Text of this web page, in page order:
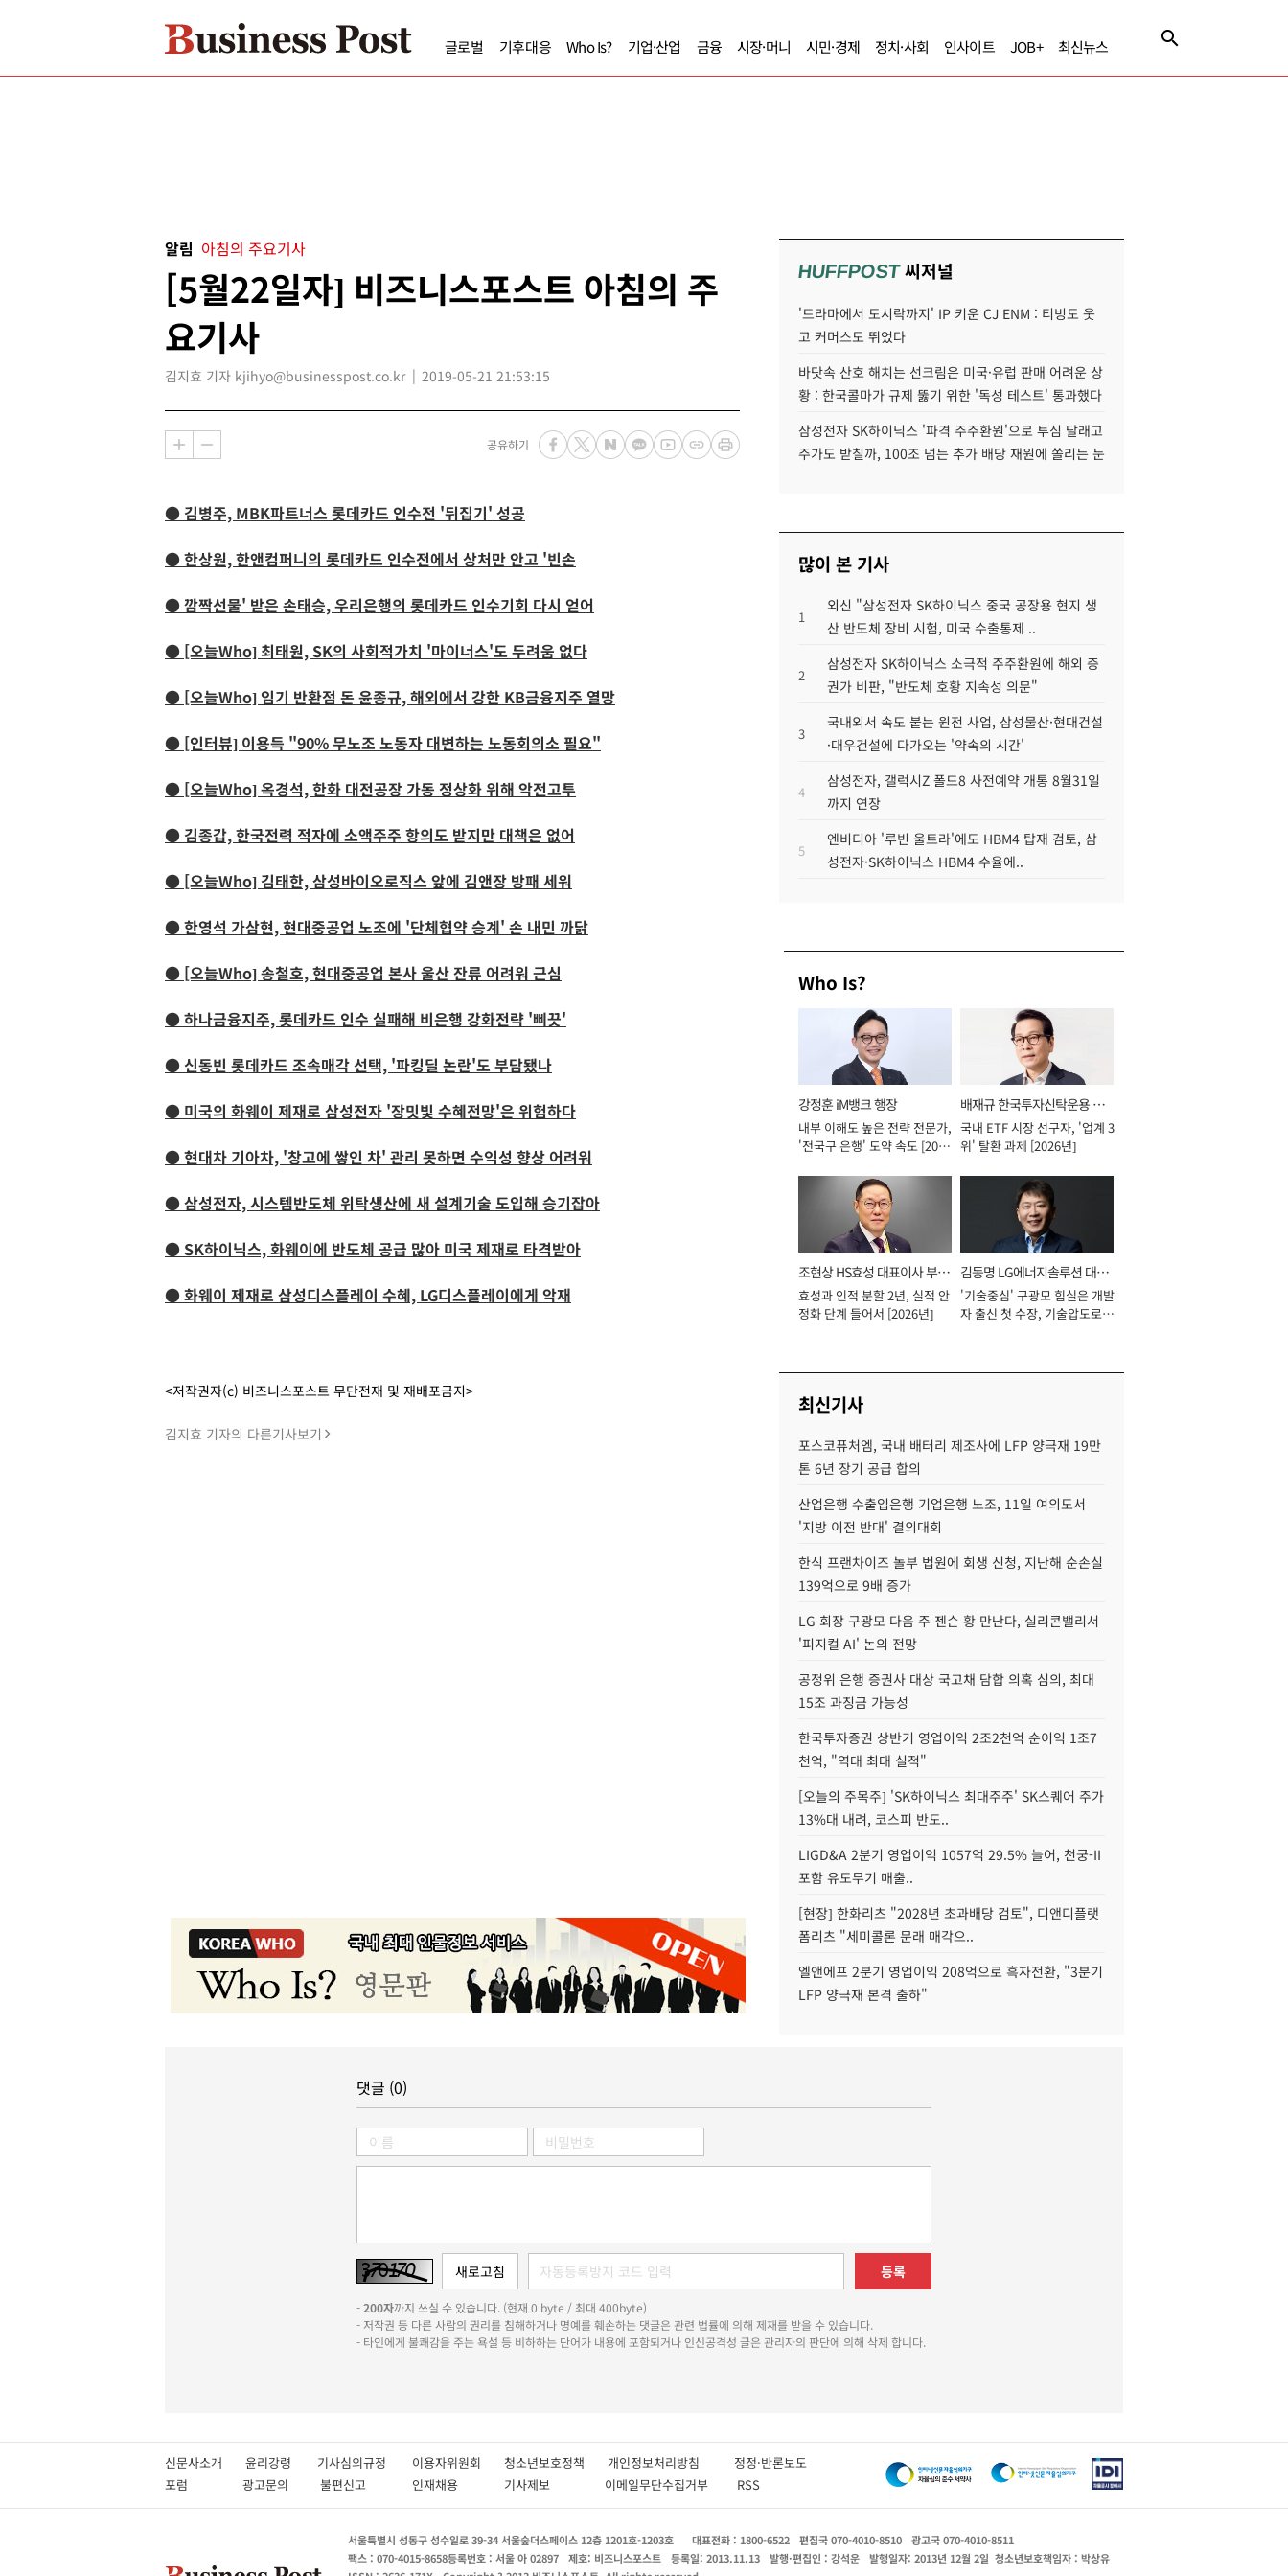
글로벌 기후대응 Who Is? 기업·산업 금융 시장·머니 시민·경제 정치·사회 인사이트 JOB+ 최신뉴스
알림 아침의 주요기사
[5월22일자] 비즈니스포스트 아침의 주
요기사
김지효 기자 kjihyo@businesspost.co.kr 2019-05-21 21:53:15
공유하기
● 김병주, MBK파트너스 롯데카드 인수전 '뒤집기' 성공
● 한상원, 한앤컴퍼니의 롯데카드 인수전에서 상처만 안고 '빈손
● 깜짝선물' 받은 손태승, 우리은행의 롯데카드 인수기회 다시 얻어
● [오늘Who] 최태원, SK의 사회적가치 '마이너스'도 두려움 없다
● [오늘Who] 임기 반환점 돈 윤종규, 해외에서 강한 KB금융지주 열망
● [인터뷰] 이용득 "90% 무노조 노동자 대변하는 노동회의소 필요"
● [오늘Who] 옥경석, 한화 대전공장 가동 정상화 위해 악전고투
● 김종갑, 한국전력 적자에 소액주주 항의도 받지만 대책은 없어
● [오늘Who] 김태한, 삼성바이오로직스 앞에 김앤장 방패 세워
● 한영석 가삼현, 현대중공업 노조에 '단체협약 승계' 손 내민 까닭
● [오늘Who] 송철호, 현대중공업 본사 울산 잔류 어려워 근심
● 하나금융지주, 롯데카드 인수 실패해 비은행 강화전략 '삐끗'
● 신동빈 롯데카드 조속매각 선택, '파킹딜 논란'도 부담됐나
● 미국의 화웨이 제재로 삼성전자 '장밋빛 수혜전망'은 위험하다
● 현대차 기아차, '창고에 쌓인 차' 관리 못하면 수익성 향상 어려워
● 삼성전자, 시스템반도체 위탁생산에 새 설계기술 도입해 승기잡아
● SK하이닉스, 화웨이에 반도체 공급 많아 미국 제재로 타격받아
● 화웨이 제재로 삼성디스플레이 수혜, LG디스플레이에게 악재
<저작권자(c) 비즈니스포스트 무단전재 및 재배포금지>
김지효 기자의 다른기사보기
HUFFPOST씨저널
'드라마에서 도시락까지' IP 키운 CJ ENM : 티빙도 웃
고 커머스도 뛰었다
바닷속 산호 해치는 선크림은 미국·유럽 판매 어려운 상
황 : 한국콜마가 규제 뚫기 위한 '독성 테스트' 통과했다
삼성전자 SK하이닉스 '파격 주주환원'으로 투심 달래고
주가도 받칠까, 100조 넘는 추가 배당 재원에 쏠리는 눈
많이 본 기사
1
외신 "삼성전자 SK하이닉스 중국 공장용 현지 생
산 반도체 장비 시험, 미국 수출통제 ..
2
삼성전자 SK하이닉스 소극적 주주환원에 해외 증
권가 비판, "반도체 호황 지속성 의문"
3
국내외서 속도 붙는 원전 사업, 삼성물산·현대건설
·대우건설에 다가오는 '약속의 시간'
4
삼성전자, 갤럭시Z 폴드8 사전예약 개통 8월31일
까지 연장
5
엔비디아 '루빈 울트라'에도 HBM4 탑재 검토, 삼
성전자·SK하이닉스 HBM4 수율에..
Who Is?
강정훈 iM뱅크 행장
내부 이해도 높은 전략 전문가,
'전국구 은행' 도약 속도 [2026
배재규 한국투자신탁운용 대
표이사 사장
국내 ETF 시장 선구자, '업계 3
위' 탈환 과제 [2026년]
조현상 HS효성 대표이사 부회
장
효성과 인적 분할 2년, 실적 안
정화 단계 들어서 [2026년]
김동명 LG에너지솔루션 대표
이사 사장
'기술중심' 구광모 힘실은 개발
자 출신 첫 수장, 기술압도로
최신기사
포스코퓨처엠, 국내 배터리 제조사에 LFP 양극재 19만
톤 6년 장기 공급 합의
산업은행 수출입은행 기업은행 노조, 11일 여의도서
'지방 이전 반대' 결의대회
한식 프랜차이즈 놀부 법원에 회생 신청, 지난해 순손실
139억으로 9배 증가
LG 회장 구광모 다음 주 젠슨 황 만난다, 실리콘밸리서
'피지컬 AI' 논의 전망
공정위 은행 증권사 대상 국고채 담합 의혹 심의, 최대
15조 과징금 가능성
한국투자증권 상반기 영업이익 2조2천억 순이익 1조7
천억, "역대 최대 실적"
[오늘의 주목주] 'SK하이닉스 최대주주' SK스퀘어 주가
13%대 내려, 코스피 반도..
LIGD&A 2분기 영업이익 1057억 29.5% 늘어, 천궁-II
포함 유도무기 매출..
[현장] 한화리츠 "2028년 초과배당 검토", 디앤디플랫
폼리츠 "세미콜론 문래 매각으..
엘앤에프 2분기 영업이익 208억으로 흑자전환, "3분기
LFP 양극재 본격 출하"
댓글 (0)
등록
-200자까지 쓰실 수 있습니다. (현재 0 byte / 최대 400byte)
- 저작권 등 다른 사람의 권리를 침해하거나 명예를 훼손하는 댓글은 관련 법률에 의해 제재를 받을 수 있습니다.
- 타인에게 불쾌감을 주는 욕설 등 비하하는 단어가 내용에 포함되거나 인신공격성 글은 관리자의 판단에 의해 삭제 합니다.
신문사소개 윤리강령 기사심의규정 이용자위원회 청소년보호정책 개인정보처리방침 정정·반론보도
포럼
광고문의 불편신고 인재채용 기사제보 이메일무단수집거부 RSS
서울특별시 성동구 성수일로 39-34 서울숲더스페이스 12층 1201호-1203호 대표전화 : 1800-6522 편집국 070-4010-8510
광고국 070-4010-8511
팩스 : 070-4015-8658등록번호 : 서울 아 02897 제호: 비즈니스포스트 등록일: 2013.11.13 발행·편집인 : 강석운 발행일자: 2013년 12월 2일 청소년보호책임자 : 박상유